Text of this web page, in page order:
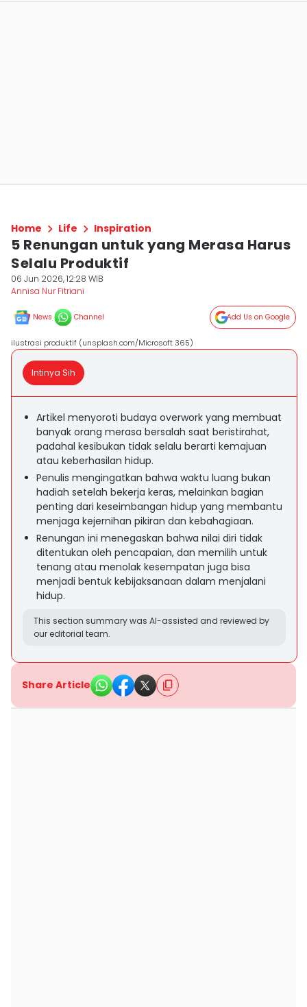
Home Life Inspiration
5 Renungan untuk yang Merasa Harus
Selalu Produktif
06 Jun 2026, 12:28 WIB
Annisa Nur Fitriani
News Channel Add Us on Google
ilustrasi produktif (unsplash.com/Microsoft 365)
Intinya Sih
Artikel menyoroti budaya overwork yang membuat
banyak orang merasa bersalah saat beristirahat,
padahal kesibukan tidak selalu berarti kemajuan
atau keberhasilan hidup.
Penulis mengingatkan bahwa waktu luang bukan
hadiah setelah bekerja keras, melainkan bagian
penting dari keseimbangan hidup yang membantu
menjaga kejernihan pikiran dan kebahagiaan.
Renungan ini menegaskan bahwa nilai diri tidak
ditentukan oleh pencapaian, dan memilih untuk
tenang atau menolak kesempatan juga bisa
menjadi bentuk kebijaksanaan dalam menjalani
hidup.
This section summary was AI-assisted and reviewed by
our editorial team.
Share Article